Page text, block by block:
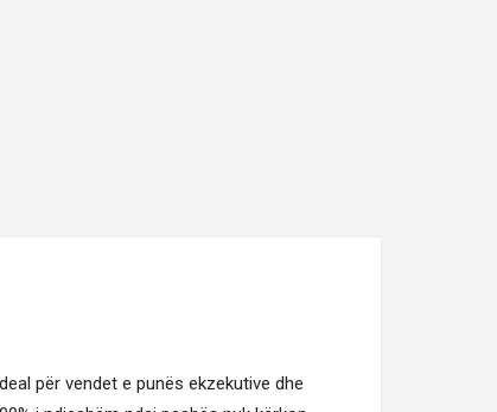
për vendet e punës ekzekutive dhe